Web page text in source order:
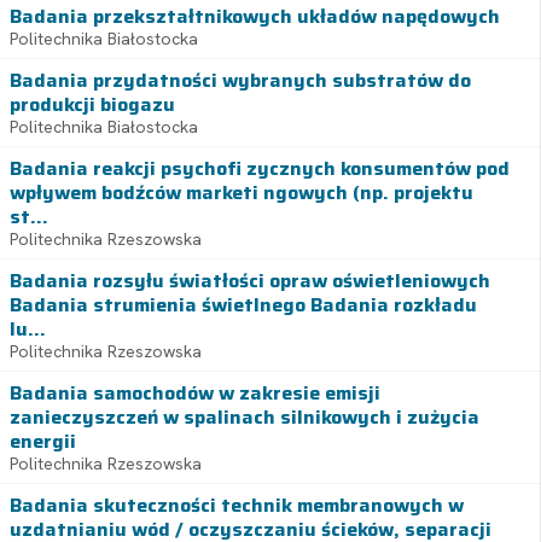
Badania przekształtnikowych układów napędowych
Politechnika Białostocka
Badania przydatności wybranych substratów do
produkcji biogazu
Politechnika Białostocka
Badania reakcji psychofi zycznych konsumentów pod
wpływem bodźców marketi ngowych (np. projektu
st...
Politechnika Rzeszowska
Badania rozsyłu światłości opraw oświetleniowych
Badania strumienia świetlnego Badania rozkładu
lu...
Politechnika Rzeszowska
Badania samochodów w zakresie emisji
zanieczyszczeń w spalinach silnikowych i zużycia
energii
Politechnika Rzeszowska
Badania skuteczności technik membranowych w
uzdatnianiu wód / oczyszczaniu ścieków, separacji